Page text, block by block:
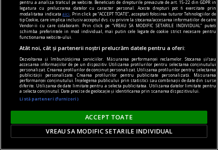
regimul artelor și munițiilor
Sculptînd în timp
Există însă şi o altă cale de unire a materialului
cinematografic, în care esenţială este dezvăluirea
logicii în ceea ce privește modul de a gîndi al
oamenilor.
pentru a analiza traficul pe website. Beneficiati de drepturile prevazute de art. 15-22 din GDPR in
legatura cu prelucrarea datelor cu caracter personal. Aceste drepturi pot fi exercitate prin
modalitatea indicataaici
. Prin click pe “ACCEPT TOATE”, acceptati folosirea tuturor Tehnologiilor de
tip Cookie, care implica inclusiv acceptul dvs. cu privire la stocarea/accesarea informatiilor de catre
Vendor-ii cu care colaboram. Prin click pe “VREAU SA MODIFIC SETARILE INDIVIDUAL” puteti
schimba preferintele in mod individual, mai putin cele legate de cookie strict necesare pentru
functionarea website-ului.
Atât noi, cât și partenerii noștri prelucrăm datele pentru a oferi:
Dezvoltarea și îmbunătățirea serviciilor. Măsurarea performanței reclamelor. Stocarea și/sau
accesarea informațiilor de pe un dispozitiv. Utilizarea profilurilor pentru selectarea conținutului
personalizat. Crearea profilurilor de conținut personalizat. Utilizarea profilurilor pentru selectarea
publicității personalizate. Crearea profilurilor pentru publicitate personalizată. Măsurarea
performanței conținutului. Înțelegerea publicului prin statistici sau combinații de date din surse
diferite. Utilizarea de date limitate pentru a selecta publicitatea. Utilizarea datelor limitate pentru
a selecta conținutul. Date precise de geolocație și identificarea prin scanarea dispozitivului.
Listă parteneri (furnizori)
ACCEPT TOATE
VREAU SA MODIFIC SETARILE INDIVIDUAL